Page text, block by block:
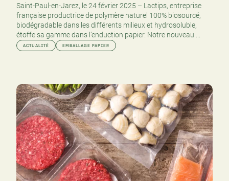
Saint-Paul-en-Jarez, le 24 février 2025 – Lactips, entreprise
française productrice de polymère naturel 100% biosourcé,
biodégradable dans les différents milieux et hydrosoluble,
étoffe sa gamme dans l’enduction papier. Notre nouveau ...
ACTUALITÉ EMBALLAGE PAPIER